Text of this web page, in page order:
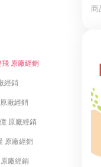
商
飛 原廠經銷
經銷
廠經銷
原廠經銷
原廠經銷
廠經銷